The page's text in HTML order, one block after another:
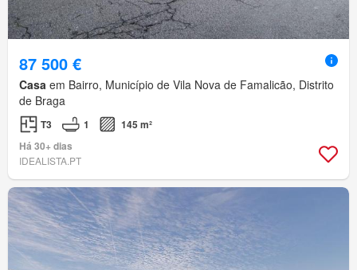
87 500 €
Casa em Bairro, Município de Vila Nova de Famalicão, Distrito
de Braga
T3 1
145 m²
Há 30+ dias
IDEALISTA.PT